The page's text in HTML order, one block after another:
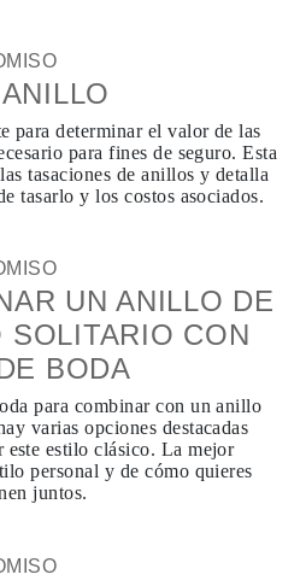
para determinar el valor de las
para fines de seguro. Esta
tasaciones de anillos y detalla
tasarlo y los costos asociados.
UN ANILLO DE
SOLITARIO CON
BODA
para combinar con un anillo
varias opciones destacadas
este estilo clásico. La mejor
personal y de cómo quieres
juntos.